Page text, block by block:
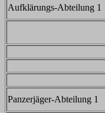
Aufklärungs-Abteilung 1
Panzerjäger-Abteilung 1